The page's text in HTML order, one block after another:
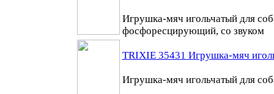
Игрушка-мяч игольчатый для
фосфоресцирующий, со звуком
TRIXIE 35431 Игрушка-мяч
Игрушка-мяч игольчатый для